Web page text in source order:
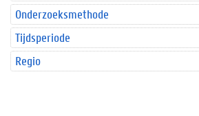
Onderzoeksmethode
Tijdsperiode
Regio